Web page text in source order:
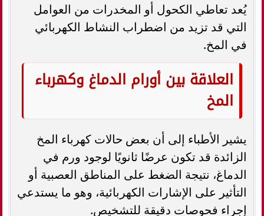
يُعد تعاطي الكحول أو المخدرات من العوامل
التي قد تزيد من اضطراب النشاط الكهربائي
في المخ.
العلاقة بين أورام الدماغ وكهرباء
المخ
يشير الأطباء إلى أن بعض حالات كهرباء المخ
الزائدة قد تكون عرضًا ثانويًا لوجود ورم في
الدماغ، نتيجة الضغط على المناطق العصبية أو
التأثير على الإشارات الكهربائية، وهو ما يستدعي
إجراء فحوصات دقيقة للتشخيص.